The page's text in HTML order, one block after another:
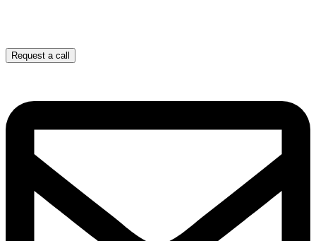
Request a call